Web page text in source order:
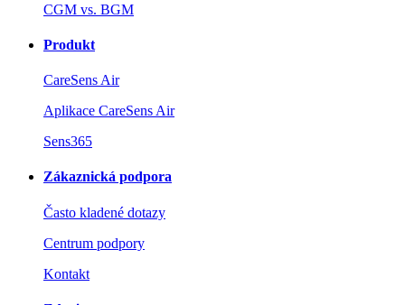
CGM vs. BGM
Produkt
CareSens Air
Aplikace CareSens Air
Sens365
Zákaznická podpora
Často kladené dotazy
Centrum podpory
Kontakt